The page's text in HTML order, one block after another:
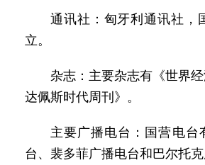
通讯社：匈牙利通讯社，
立。
杂志：主要杂志有《世界
达佩斯时代周刊》。
主要广播电台：国营电台
台、裴多菲广播电台和巴尔托